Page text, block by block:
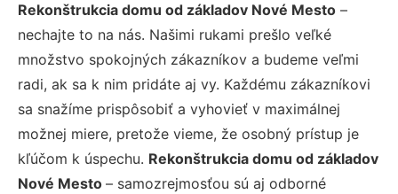
Rekonštrukcia domu od základov Nové Mesto –
nechajte to na nás. Našimi rukami prešlo veľké
množstvo spokojných zákazníkov a budeme veľmi
radi, ak sa k nim pridáte aj vy. Každému zákazníkovi
sa snažíme prispôsobiť a vyhovieť v maximálnej
možnej miere, pretože vieme, že osobný prístup je
kľúčom k úspechu. Rekonštrukcia domu od základov
Nové Mesto – samozrejmosťou sú aj odborné